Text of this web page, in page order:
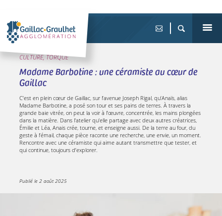
CULTURE, TORQUE
Madame Barbotine : une céramiste au cœur de
Gaillac
C’est en plein cœur de Gaillac, sur l’avenue Joseph Rigal, qu’Anaïs, alias
Madame Barbotine, a posé son tour et ses pains de terres. À travers la
grande baie vitrée, on peut la voir à l’œuvre, concentrée, les mains plongées
dans la matière. Dans l'atelier qu'elle partage avec deux autres créatrices,
Émilie et Léa, Anais crée, tourne, et enseigne aussi. De la terre au four, du
geste à l’émail, chaque pièce raconte une recherche, une envie, un moment.
Rencontre avec une céramiste qui aime autant transmettre que tester, et
qui continue, toujours d’explorer.
Publié le 2 août 2025